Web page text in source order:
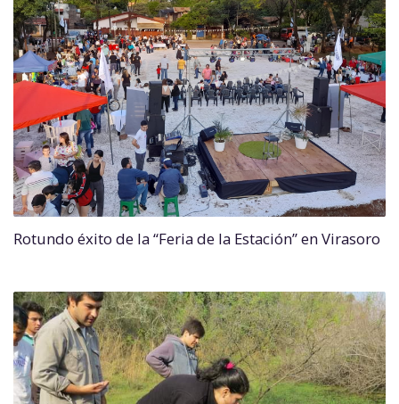
Rotundo éxito de la “Feria de la Estación” en Virasoro